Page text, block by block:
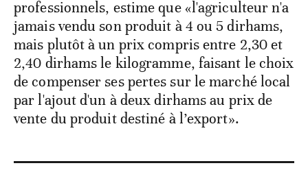
professionnels, estime que «l'agriculteur n'a
jamais vendu son produit à 4 ou 5 dirhams,
mais plutôt à un prix compris entre 2,30 et
2,40 dirhams le kilogramme, faisant le choix
de compenser ses pertes sur le marché local
par l'ajout d'un à deux dirhams au prix de
vente du produit destiné à l’export».